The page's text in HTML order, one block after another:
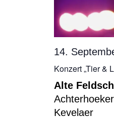
14.
Konzert „Tier &
Alte
Kevelaer